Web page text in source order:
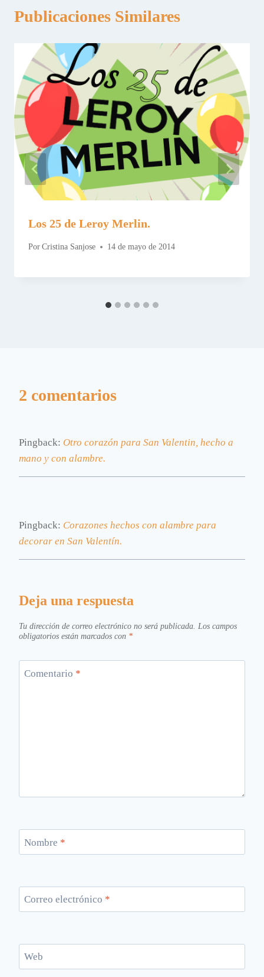
Publicaciones Similares
Los 25 de Leroy Merlin.
Por Cristina Sanjose 14 de mayo de 2014
2 comentarios
Pingback: Otro corazón para San Valentin, hecho a
mano y con alambre.
Pingback: Corazones hechos con alambre para
decorar en San Valentín.
Deja una respuesta
Tu dirección de correo electrónico no será publicada. Los campos
obligatorios están marcados con *
Comentario *
Nombre *
Correo electrónico *
Web